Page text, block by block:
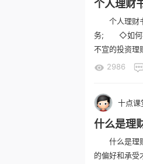
个人理财
个人理财
务; ◇如何在
不宣的投资
2986
十点课
什么是理
什么是理
的偏好和承受